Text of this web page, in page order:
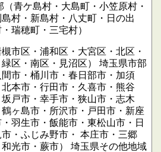
（青ケ島村・大島町・小笠原村・
村・新島村・八丈町・日の出
瑞穂町・三宅村）
市区・浦和区・大宮区・北区・
区・南区・見沼区）
埼玉県市部
間市・桶川市・春日部市・加須
本市・行田市・久喜市・熊谷
戸市・幸手市・狭山市・志木
ヶ島市・所沢市・戸田市・新座
羽生市・飯能市・東松山市・日
・ふじみ野市・ 本庄市・三郷
光市・蕨市）
埼玉県その他地域